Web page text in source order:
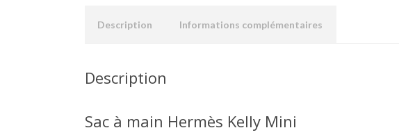
Description Informations complémentaires
Description
Sac à main Hermès Kelly Mini